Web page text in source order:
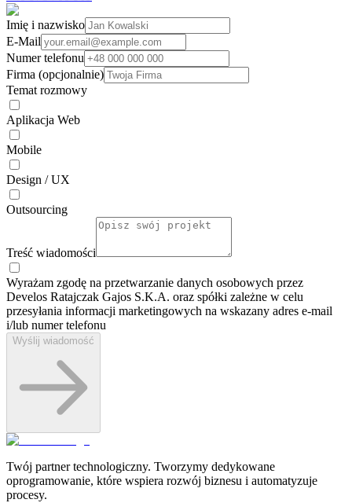
Imię i nazwisko
E-Mail
Numer telefonu
Firma (opcjonalnie)
Temat rozmowy
Aplikacja Web
Mobile
Design / UX
Outsourcing
Treść wiadomości
Wyrażam zgodę na przetwarzanie danych osobowych przez
Develos Ratajczak Gajos S.K.A. oraz spółki zależne w celu
przesyłania informacji marketingowych na wskazany adres e-⁠mail
i/lub numer telefonu
Wyślij wiadomość
Twój partner technologiczny. Tworzymy dedykowane
oprogramowanie, które wspiera rozwój biznesu i automatyzuje
procesy.